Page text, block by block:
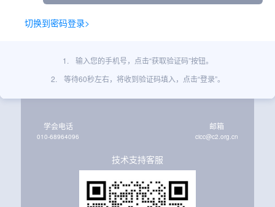
切换到密码登录>
1.
输入您的手机号，点击“获取验证码”按钮。
2.
等待60秒左右，将收到验证码填入，点击“登录”。
学会电话
010-68964096
邮箱
cicc@c2.org.cn
技术支持客服